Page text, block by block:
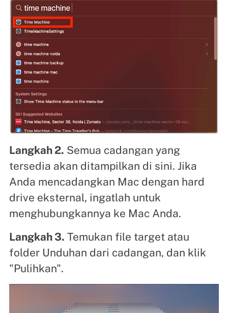
Langkah 2. Semua cadangan yang
tersedia akan ditampilkan di sini. Jika
Anda mencadangkan Mac dengan hard
drive eksternal, ingatlah untuk
menghubungkannya ke Mac Anda.
Langkah 3. Temukan file target atau
folder Unduhan dari cadangan, dan klik
"Pulihkan".